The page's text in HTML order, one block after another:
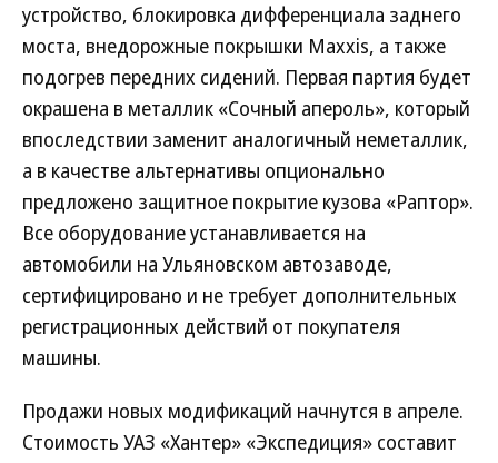
устройство, блокировка дифференциала заднего
моста, внедорожные покрышки Maxxis, а также
подогрев передних сидений. Первая партия будет
окрашена в металлик «Сочный апероль», который
впоследствии заменит аналогичный неметаллик,
а в качестве альтернативы опционально
предложено защитное покрытие кузова «Раптор».
Все оборудование устанавливается на
автомобили на Ульяновском автозаводе,
сертифицировано и не требует дополнительных
регистрационных действий от покупателя
машины.
Продажи новых модификаций начнутся в апреле.
Стоимость УАЗ «Хантер» «Экспедиция» составит